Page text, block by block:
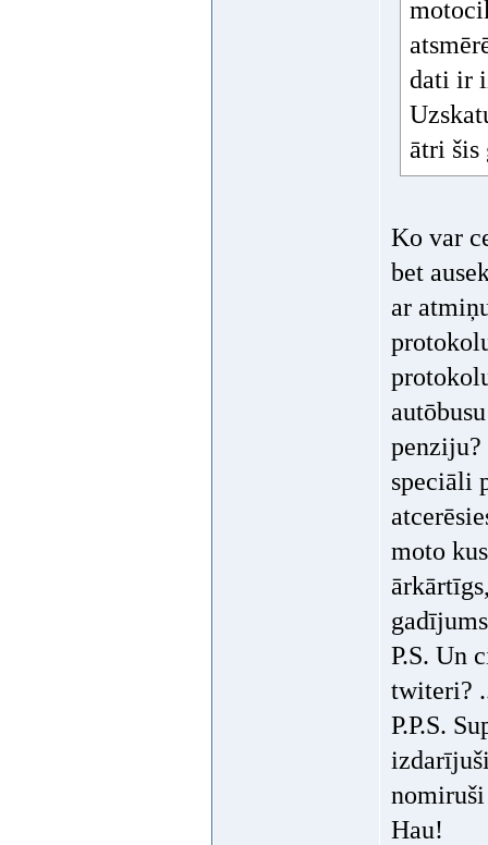
dati ir
ātri šis
Ko var
bet
ar
speciāli
moto
P.S. Un
twiteri?
P.P.S.
nomiruši
Hau!